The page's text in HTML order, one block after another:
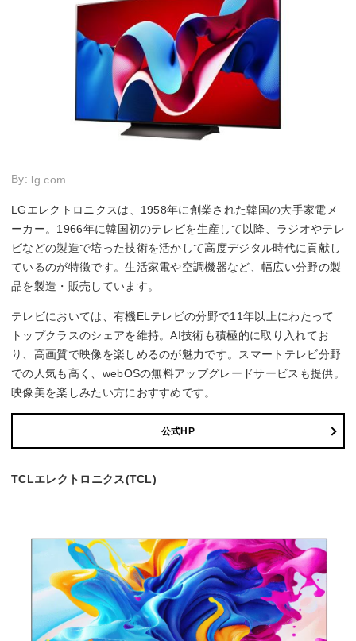
By: lg.com
LGエレクトロニクスは、1958年に創業された韓国の大手家電メ
ーカー。1966年に韓国初のテレビを生産して以降、ラジオやテレ
ビなどの製造で培った技術を活かして高度デジタル時代に貢献し
ているのが特徴です。生活家電や空調機器など、幅広い分野の製
品を製造・販売しています。
テレビにおいては、有機ELテレビの分野で11年以上にわたって
トップクラスのシェアを維持。AI技術も積極的に取り入れてお
り、高画質で映像を楽しめるのが魅力です。スマートテレビ分野
での人気も高く、webOSの無料アップグレードサービスも提供。
映像美を楽しみたい方におすすめです。
公式HP
TCLエレクトロニクス(TCL)